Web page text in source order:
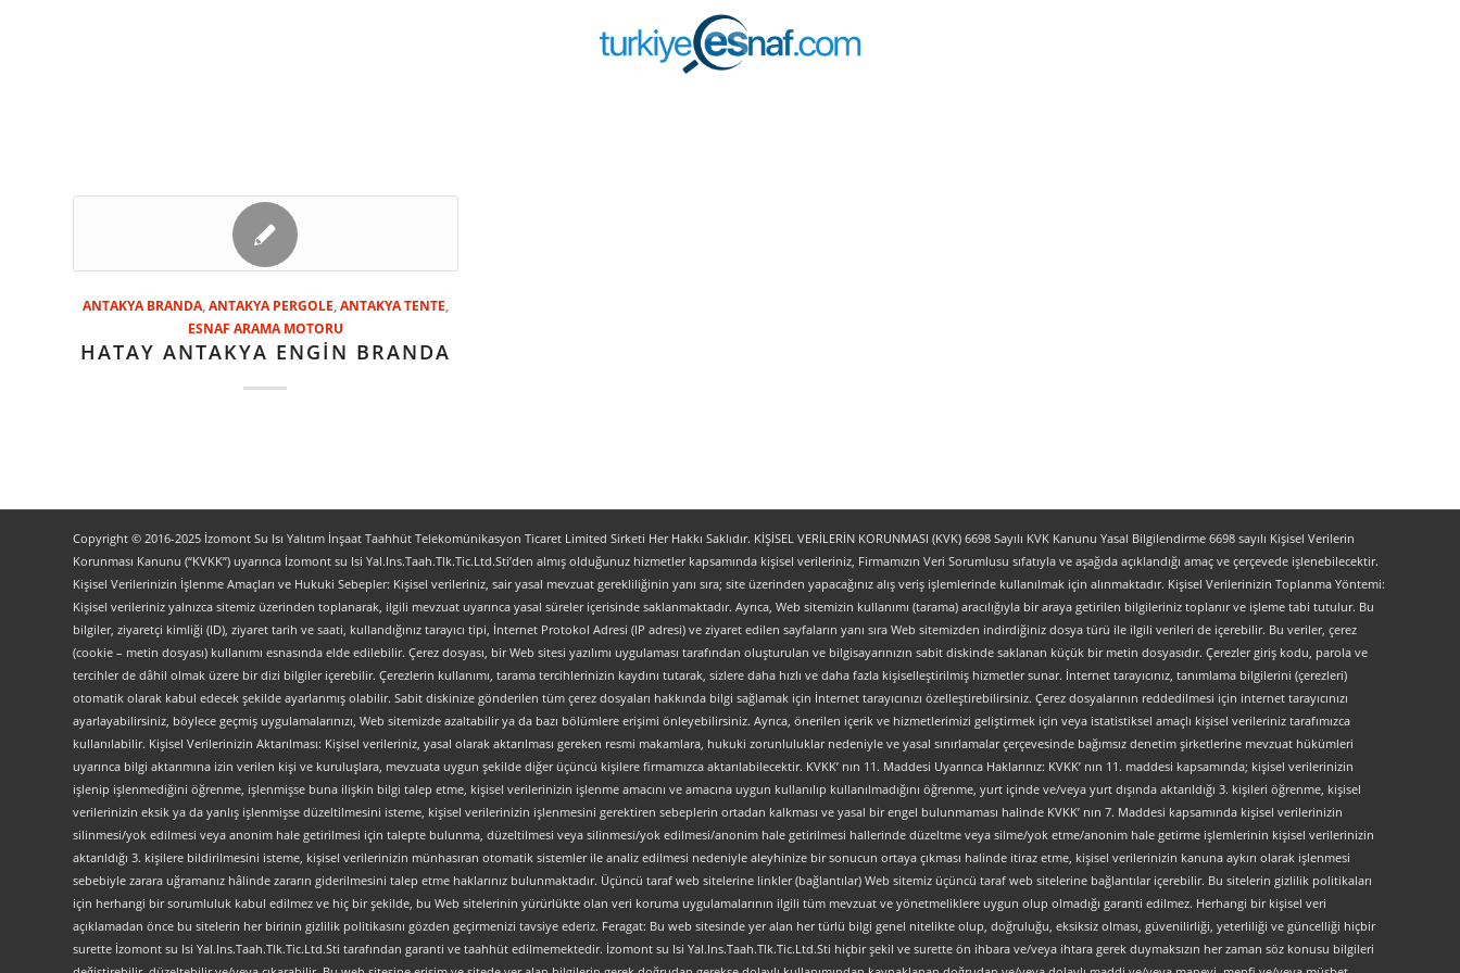
ANTAKYA BRANDA, ANTAKYA PERGOLE ANTAKYA TENTE
ESNAF ARAMA MOTORU
HATAY ANTAKYA ENGİN BRANDA
Copyright © 2016-2025 İzomont Su Isı Yalıtım İnşaat Taahhüt Telekomünikasyon Ticaret Limited Sirketi Her Hakkı Saklıdır. KİŞİSEL VERİLERİN KORUNMASI (KVK) 6698 Sayılı KVK Kanunu Yasal Bilgilendirme 6698 sayılı Kişisel Verilerin
Korunması Kanunu (“KVKK”) uyarınca İzomont su Isi Yal.Ins.Taah.Tlk.Tic.Ltd.Sti’den almış olduğunuz hizmetler kapsamında kişisel verileriniz, Firmamızın Veri Sorumlusu sıfatıyla ve aşağıda açıklandığı amaç ve çerçevede işlenebilecektir.
Kişisel Verilerinizin İşlenme Amaçları ve Hukuki Sebepler: Kişisel verileriniz, sair yasal mevzuat gerekliliğinin yanı sıra; site üzerinden yapacağınız alış veriş işlemlerinde kullanılmak için alınmaktadır. Kişisel Verilerinizin Toplanma Yöntemi:
Kişisel verileriniz yalnızca sitemiz üzerinden toplanarak, ilgili mevzuat uyarınca yasal süreler içerisinde saklanmaktadır. Ayrıca, Web sitemizin kullanımı (tarama) aracılığıyla bir araya getirilen bilgileriniz toplanır ve işleme tabi tutulur. Bu
bilgiler, ziyaretçi kimliği (ID), ziyaret tarih ve saati, kullandığınız tarayıcı tipi, İnternet Protokol Adresi (IP adresi) ve ziyaret edilen sayfaların yanı sıra Web sitemizden indirdiğiniz dosya türü ile ilgili verileri de içerebilir. Bu veriler, çerez
(cookie – metin dosyası) kullanımı esnasında elde edilebilir. Çerez dosyası, bir Web sitesi yazılımı uygulaması tarafından oluşturulan ve bilgisayarınızın sabit diskinde saklanan küçük bir metin dosyasıdır. Çerezler giriş kodu, parola ve
tercihler de dâhil olmak üzere bir dizi bilgiler içerebilir. Çerezlerin kullanımı, tarama tercihlerinizin kaydını tutarak, sizlere daha hızlı ve daha fazla kişiselleştirilmiş hizmetler sunar. İnternet tarayıcınız, tanımlama bilgilerini (çerezleri)
otomatik olarak kabul edecek şekilde ayarlanmış olabilir. Sabit diskinize gönderilen tüm çerez dosyaları hakkında bilgi sağlamak için İnternet tarayıcınızı özelleştirebilirsiniz. Çerez dosyalarının reddedilmesi için internet tarayıcınızı
ayarlayabilirsiniz, böylece geçmiş uygulamalarınızı, Web sitemizde azaltabilir ya da bazı bölümlere erişimi önleyebilirsiniz. Ayrıca, önerilen içerik ve hizmetlerimizi geliştirmek için veya istatistiksel amaçlı kişisel verileriniz tarafımızca
kullanılabilir. Kişisel Verilerinizin Aktarılması: Kişisel verileriniz, yasal olarak aktarılması gereken resmi makamlara, hukuki zorunluluklar nedeniyle ve yasal sınırlamalar çerçevesinde bağımsız denetim şirketlerine mevzuat hükümleri
uyarınca bilgi aktarımına izin verilen kişi ve kuruluşlara, mevzuata uygun şekilde diğer üçüncü kişilere firmamızca aktarılabilecektir. KVKK’ nın 11. Maddesi Uyarınca Haklarınız: KVKK’ nın 11. maddesi kapsamında; kişisel verilerinizin
işlenip işlenmediğini öğrenme, işlenmişse buna ilişkin bilgi talep etme, kişisel verilerinizin işlenme amacını ve amacına uygun kullanılıp kullanılmadığını öğrenme, yurt içinde ve/veya yurt dışında aktarıldığı 3. kişileri öğrenme, kişisel
verilerinizin eksik ya da yanlış işlenmişse düzeltilmesini isteme, kişisel verilerinizin işlenmesini gerektiren sebeplerin ortadan kalkması ve yasal bir engel bulunmaması halinde KVKK’ nın 7. Maddesi kapsamında kişisel verilerinizin
silinmesi/yok edilmesi veya anonim hale getirilmesi için talepte bulunma, düzeltilmesi veya silinmesi/yok edilmesi/anonim hale getirilmesi hallerinde düzeltme veya silme/yok etme/anonim hale getirme işlemlerinin kişisel verilerinizin
aktarıldığı 3. kişilere bildirilmesini isteme, kişisel verilerinizin münhasıran otomatik sistemler ile analiz edilmesi nedeniyle aleyhinize bir sonucun ortaya çıkması halinde itiraz etme, kişisel verilerinizin kanuna aykırı olarak işlenmesi
sebebiyle zarara uğramanız hâlinde zararın giderilmesini talep etme haklarınız bulunmaktadır. Üçüncü taraf web sitelerine linkler (bağlantılar) Web sitemiz üçüncü taraf web sitelerine bağlantılar içerebilir. Bu sitelerin gizlilik politikaları
için herhangi bir sorumluluk kabul edilmez ve hiç bir şekilde, bu Web sitelerinin yürürlükte olan veri koruma uygulamalarının ilgili tüm mevzuat ve yönetmeliklere uygun olup olmadığı garanti edilmez. Herhangi bir kişisel veri
açıklamadan önce bu sitelerin her birinin gizlilik politikasını gözden geçirmenizi tavsiye ederiz. Feragat: Bu web sitesinde yer alan her türlü bilgi genel nitelikte olup, doğruluğu, eksiksiz olması, güvenilirliği, yeterliliği ve güncelliği hiçbir
surette İzomont su Isi Yal.Ins.Taah.Tlk.Tic.Ltd.Sti tarafından garanti ve taahhüt edilmemektedir. İzomont su Isi Yal.Ins.Taah.Tlk.Tic.Ltd.Sti hiçbir şekil ve surette ön ihbara ve/veya ihtara gerek duymaksızın her zaman söz konusu bilgileri